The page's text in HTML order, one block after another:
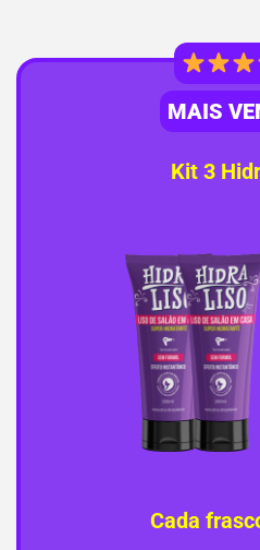
MAIS
Kit 3
Cada